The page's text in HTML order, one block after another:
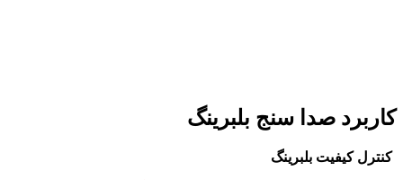
کاربرد صدا سنج بلبرینگ
کنترل کیفیت بلبرینگ